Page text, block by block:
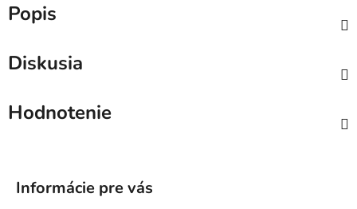
Popis
Diskusia
Hodnotenie
Informácie pre vás